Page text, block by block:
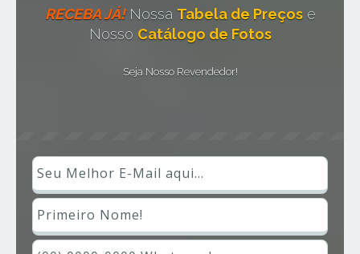
RECEBA JÁ!Nossa Tabela de Preçose
Nosso Catálogo de Fotos
Seja Nosso Revendedor!